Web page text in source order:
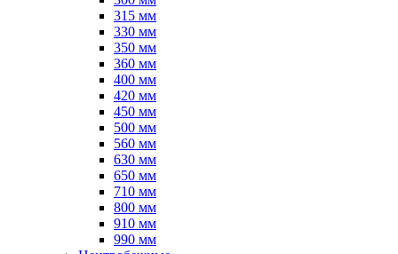
315 мм
330 мм
350 мм
360 мм
400 мм
420 мм
450 мм
500 мм
560 мм
630 мм
650 мм
710 мм
800 мм
910 мм
990 мм